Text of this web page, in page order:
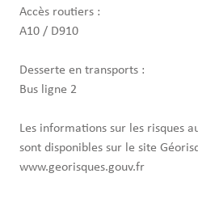
Accès routiers :
A10 / D910
Desserte en transports :
Bus ligne 2
Les informations sur les risques
sont disponibles sur le site
www.georisques.gouv.fr